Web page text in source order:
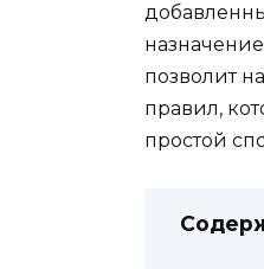
позволит
правил,
простой